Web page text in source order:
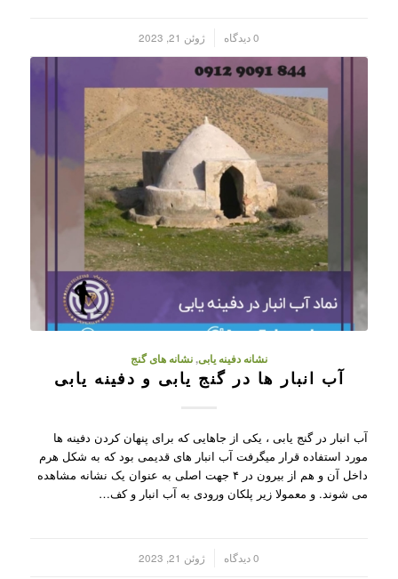
0 دیدگاه ژوئن 21, 2023
نشانه دفینه یابی,نشانه های گنج
آب انبار ها در گنج یابی و دفینه یابی
آب انبار در گنج یابی ، یکی از جاهایی که برای پنهان کردن دفینه ها
مورد استفاده قرار میگرفت آب انبار های قدیمی بود که به شکل هرم
داخل آن و هم از بیرون در ۴ جهت اصلی به عنوان یک نشانه مشاهده
می شوند. و معمولا زیر پلکان ورودی به آب انبار و کف…
0 دیدگاه ژوئن 21, 2023